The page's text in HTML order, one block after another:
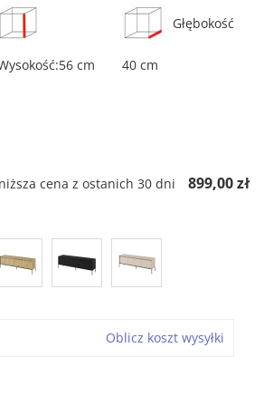
cm
Głębokość
40 cm
cena z ostanich 30 dni 899,00 zł
Oblicz koszt wysyłki